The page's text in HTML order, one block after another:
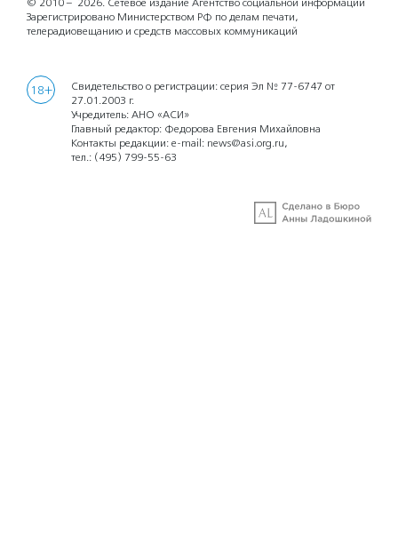
© 2010 – 2026. Сетевое издание Агентство социальной информации
Зарегистрировано Министерством РФ по делам печати,
телерадиовещанию и средств массовых коммуникаций
18+
Свидетельство о регистрации: серия Эл № 77-6747 от
27.01.2003 г.
Учредитель: АНО «АСИ»
Главный редактор: Федорова Евгения Михайловна
Контакты редакции: e-mail: news@asi.org.ru,
тел.: (495) 799-55-63